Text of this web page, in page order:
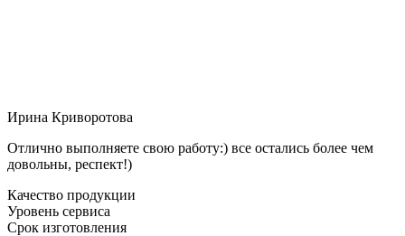
Ирина Криворотова
Отлично выполняете свою работу:) все остались более чем
довольны, респект!)
Качество продукции
Уровень сервиса
Срок изготовления